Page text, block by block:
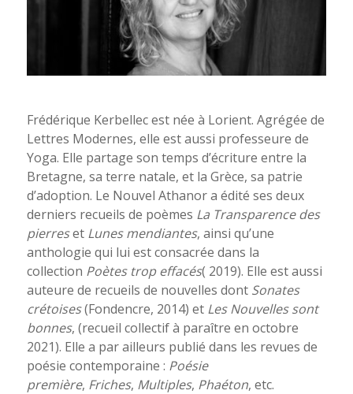
Frédérique Kerbellec est née à Lorient. Agrégée de
Lettres Modernes, elle est aussi professeure de
Yoga. Elle partage son temps d’écriture entre la
Bretagne, sa terre natale, et la Grèce, sa patrie
d’adoption. Le Nouvel Athanor a édité ses deux
derniers recueils de poèmes La Transparence des
pierreset Lunes mendiantes, ainsi qu’une
anthologie qui lui est consacrée dans la
collection Poètes trop effacés( 2019). Elle est aussi
auteure de recueils de nouvelles dont Sonates
crétoises(Fondencre, 2014) et Les Nouvelles sont
bonnes, (recueil collectif à paraître en octobre
2021). Elle a par ailleurs publié dans les revues de
poésie contemporaine : Poésie
première, Friches, Multiples, Phaéton, etc.